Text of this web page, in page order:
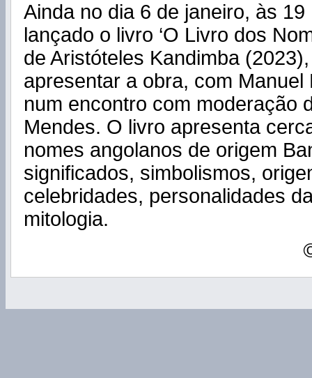
Ainda no dia 6 de janeiro, às
lançado o livro ‘O Livro dos
de Aristóteles Kandimba
apresentar a obra, com Manuel
num encontro com moderação
Mendes. O livro apresenta
nomes angolanos de origem
significados, simbolismos,
celebridades, personalidades
mitologia.